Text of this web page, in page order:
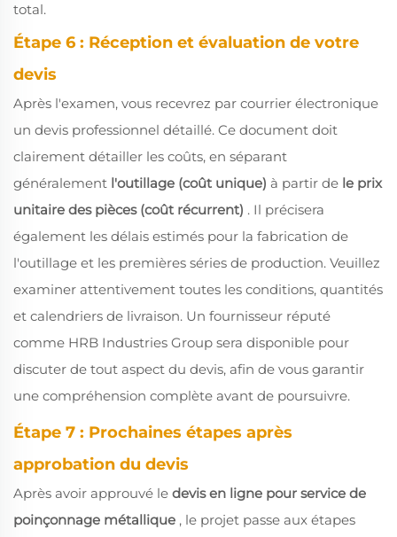
total.
Étape 6 : Réception et évaluation de votre
devis
Après l'examen, vous recevrez par courrier électronique
un devis professionnel détaillé. Ce document doit
clairement détailler les coûts, en séparant
généralement l'outillage (coût unique) à partir de le prix
unitaire des pièces (coût récurrent) . Il précisera
également les délais estimés pour la fabrication de
l'outillage et les premières séries de production. Veuillez
examiner attentivement toutes les conditions, quantités
et calendriers de livraison. Un fournisseur réputé
comme HRB Industries Group sera disponible pour
discuter de tout aspect du devis, afin de vous garantir
une compréhension complète avant de poursuivre.
Étape 7 : Prochaines étapes après
approbation du devis
Après avoir approuvé le devis en ligne pour service de
poinçonnage métallique , le projet passe aux étapes